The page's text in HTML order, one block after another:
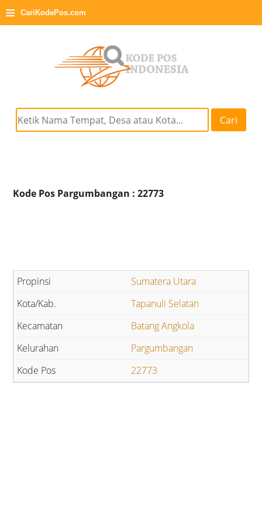
≡ CariKodePos.com
Cari
Kode Pos Pargumbangan : 22773
Sumatera Utara
Tapanuli Selatan
Batang Angkola
Pargumbangan
22773